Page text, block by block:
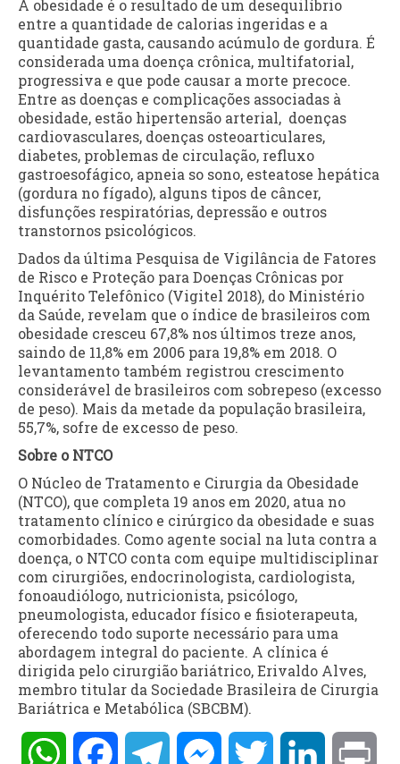
A obesidade é o resultado de um desequilíbrio
entre a quantidade de calorias ingeridas e a
quantidade gasta, causando acúmulo de gordura. É
considerada uma doença crônica, multifatorial,
progressiva e que pode causar a morte precoce.
Entre as doenças e complicações associadas à
obesidade, estão hipertensão arterial, doenças
cardiovasculares, doenças osteoarticulares,
diabetes, problemas de circulação, refluxo
gastroesofágico, apneia so sono, esteatose hepática
(gordura no fígado), alguns tipos de câncer,
disfunções respiratórias, depressão e outros
transtornos psicológicos.
Dados da última Pesquisa de Vigilância de Fatores
de Risco e Proteção para Doenças Crônicas por
Inquérito Telefônico (Vigitel 2018), do Ministério
da Saúde, revelam que o índice de brasileiros com
obesidade cresceu 67,8% nos últimos treze anos,
saindo de 11,8% em 2006 para 19,8% em 2018. O
levantamento também registrou crescimento
considerável de brasileiros com sobrepeso (excesso
de peso). Mais da metade da população brasileira,
55,7%, sofre de excesso de peso.
Sobre o NTCO
O Núcleo de Tratamento e Cirurgia da Obesidade
(NTCO), que completa 19 anos em 2020, atua no
tratamento clínico e cirúrgico da obesidade e suas
comorbidades. Como agente social na luta contra a
doença, o NTCO conta com equipe multidisciplinar
com cirurgiões, endocrinologista, cardiologista,
fonoaudiólogo, nutricionista, psicólogo,
pneumologista, educador físico e fisioterapeuta,
oferecendo todo suporte necessário para uma
abordagem integral do paciente. A clínica é
dirigida pelo cirurgião bariátrico, Erivaldo Alves,
membro titular da Sociedade Brasileira de Cirurgia
Bariátrica e Metabólica (SBCBM).
WhatsAppFacebookTelegramMessengerTwitter LinkedIn